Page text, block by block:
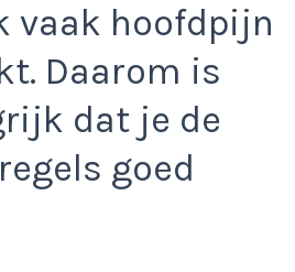
vaak hoofdpijn
Daarom is
dat je de
goed